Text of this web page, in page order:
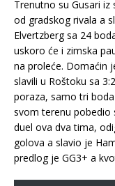
Trenutno su Gusari
od gradskog rivala a
Elvertzberg sa 24
uskoro će i zimska
na proleće. Domaćin
slavili u Roštoku sa
poraza, samo tri
svom terenu pobedio
duel ova dva tima,
golova a slavio je
predlog je GG3+ a